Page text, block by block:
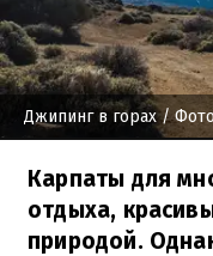
Джипинг в горах/
Карпаты для
отдыха,
природой.